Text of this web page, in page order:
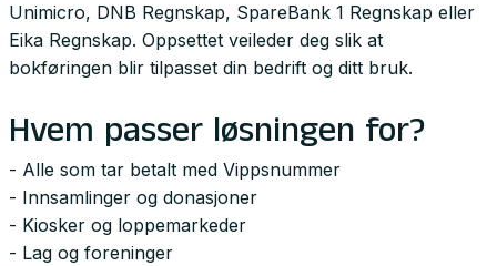
Unimicro, DNB Regnskap, SpareBank 1 Regnskap eller
Eika Regnskap. Oppsettet veileder deg slik at
bokføringen blir tilpasset din bedrift og ditt bruk.
Hvem passer løsningen for?
- Alle som tar betalt med Vippsnummer
- Innsamlinger og donasjoner
- Kiosker og loppemarkeder
- Lag og foreninger